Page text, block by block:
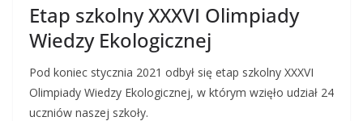
Etap szkolny XXXVI Olimpiady
Wiedzy Ekologicznej
Pod koniec stycznia 2021 odbył się etap szkolny XXXVI
Olimpiady Wiedzy Ekologicznej, w którym wzięło udział 24
uczniów naszej szkoły.